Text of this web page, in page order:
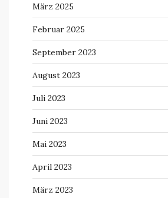
März 2025
Februar 2025
September 2023
August 2023
Juli 2023
Juni 2023
Mai 2023
April 2023
März 2023